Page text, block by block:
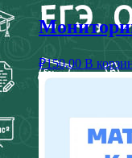
₽150,00 В